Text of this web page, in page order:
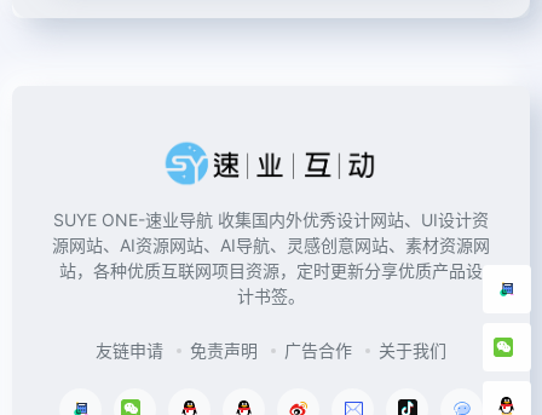
SUYE ONE-速业导航 收集国内外优秀设计网站、UI设计资
源网站、AI资源网站、AI导航、灵感创意网站、素材资源网
站，各种优质互联网项目资源，定时更新分享优质产品设
计书签。
友链申请 免责声明 广告合作 关于我们